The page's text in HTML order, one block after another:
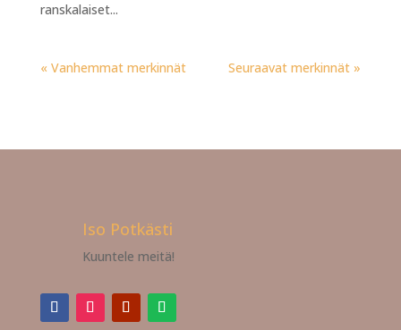
ranskalaiset...
« Vanhemmat merkinnät Seuraavat merkinnät »
Iso Potkästi
Kuuntele meitä!